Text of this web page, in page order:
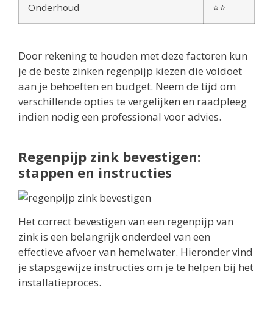
Onderhoud ⭐⭐
Door rekening te houden met deze factoren kun
je de beste zinken regenpijp kiezen die voldoet
aan je behoeften en budget. Neem de tijd om
verschillende opties te vergelijken en raadpleeg
indien nodig een professional voor advies.
Regenpijp zink bevestigen:
stappen en instructies
Het correct bevestigen van een regenpijp van
zink is een belangrijk onderdeel van een
effectieve afvoer van hemelwater. Hieronder vind
je stapsgewijze instructies om je te helpen bij het
installatieproces.